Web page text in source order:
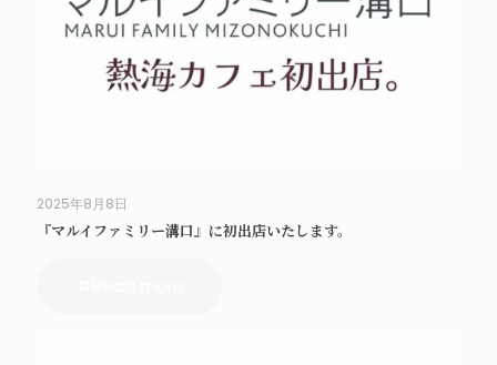
2025年8月8日
『マルイファミリー溝口』に初出店いたします。